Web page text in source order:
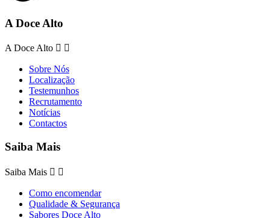
A Doce Alto
A Doce Alto  
Sobre Nós
Localização
Testemunhos
Recrutamento
Notícias
Contactos
Saiba Mais
Saiba Mais  
Como encomendar
Qualidade & Segurança
Sabores Doce Alto